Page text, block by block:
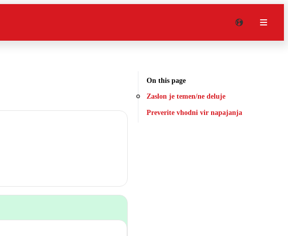
On this page
Zaslon je temen/ne deluje
Preverite vhodni vir napajanja